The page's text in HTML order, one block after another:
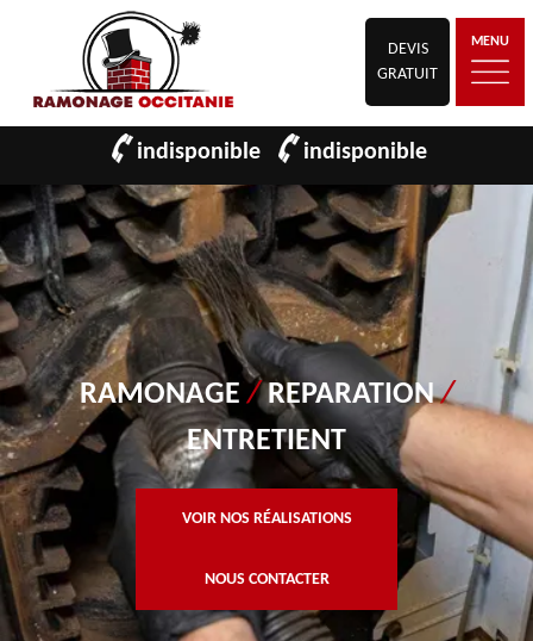
DEVIS
GRATUIT
MENU
indisponible indisponible
RAMONAGE/REPARATION/
ENTRETIENT
VOIR NOS RÉALISATIONS
NOUS CONTACTER